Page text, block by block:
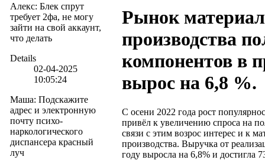
Алекс: Блек спрут
требует 2фа, не могу
зайти на свой аккаунт,
что делать
Details
02-04-2025
10:05:24
Маша: Подскажите
адрес и электронную
почту психо-
наркологического
диспансера красный
луч
Рынок
производства
компонентов в
вырос на 6,8 %.
С осени 2022 года рост
привёл к увеличению спроса на
связи с этим возрос интерес и к
производства. Выручка от
году выросла на 6,8% и достигла